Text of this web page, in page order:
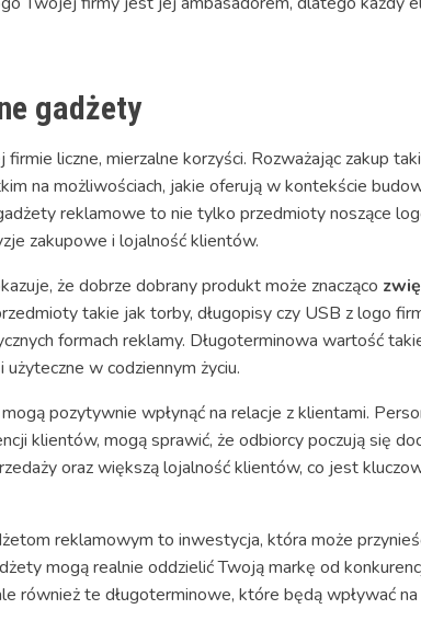
gadżety
liczne, mierzalne korzyści. Rozważając zakup
na możliwościach, jakie oferują w kontekście
reklamowe to nie tylko przedmioty noszące
zakupowe i lojalność klientów.
że dobrze dobrany produkt może znacząco
takie jak torby, długopisy czy USB z logo
formach reklamy. Długoterminowa wartość
w codziennym życiu.
pozytywnie wpłynąć na relacje z klientami.
klientów, mogą sprawić, że odbiorcy poczują się
oraz większą lojalność klientów, co jest
reklamowym to inwestycja, która może
mogą realnie oddzielić Twoją markę od
te długoterminowe, które będą wpływać